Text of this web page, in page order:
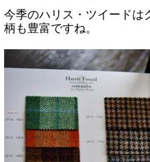
今季のハリス・ツイードは
柄も豊富ですね。